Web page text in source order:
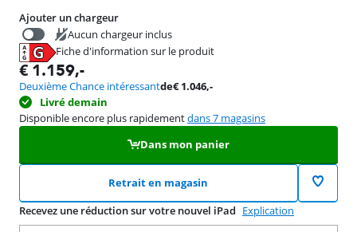
Ajouter un chargeur
Aucun chargeur inclus
€ 19,99
Fiche d'information sur le produit
s'ouvre dans un nouvel onglet
€1.159,-
Deuxième Chance intéressantde€1.046,-
Livré demain
Disponible encore plus rapidementdans 7 magasins
Dans mon panier
Retrait en magasin
Recevez une réduction sur votre nouvel iPad Explication